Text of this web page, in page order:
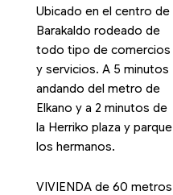
Ubicado en el centro de
Barakaldo rodeado de
todo tipo de comercios
y servicios. A 5 minutos
andando del metro de
Elkano y a 2 minutos de
la Herriko plaza y parque
los hermanos.
VIVIENDA de 60 metros